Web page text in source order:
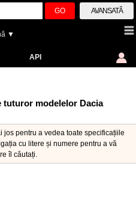
GO AVANSATĂ
▼
API
tuturor modelelor Dacia
jos pentru a vedea toate specificațiile
cu litere și numere pentru a vă
îl căutați.